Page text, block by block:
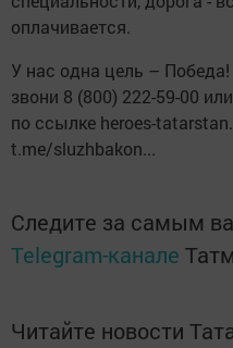
оплачивается.
У нас одна цель –
звони 8 (800) 222-59-00
по ссылке heroes-
t.me/sluzhbakon...
Следите за самым
Telegram-канале
Читайте новости